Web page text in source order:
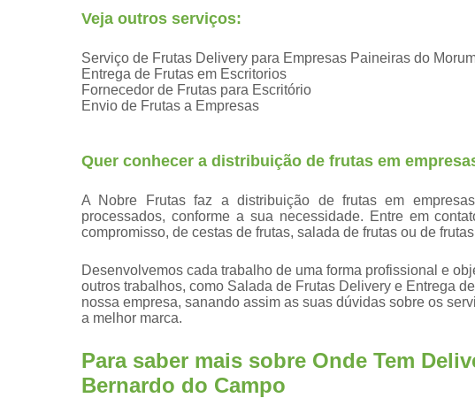
Veja outros serviços:
Serviço de Frutas Delivery para Empresas Paineiras do
Entrega de Frutas em Escritorios
Fornecedor de Frutas para Escritório
Envio de Frutas a Empresas
Quer conhecer a distribuição de frutas em
A Nobre Frutas faz a distribuição de frutas em
processados, conforme a sua necessidade. Entre em
compromisso, de cestas de frutas, salada de frutas ou de
Desenvolvemos cada trabalho de uma forma profissional e
outros trabalhos, como Salada de Frutas Delivery e Entrega
nossa empresa, sanando assim as suas dúvidas sobre os
a melhor marca.
Para saber mais sobre Onde Tem
Bernardo do Campo